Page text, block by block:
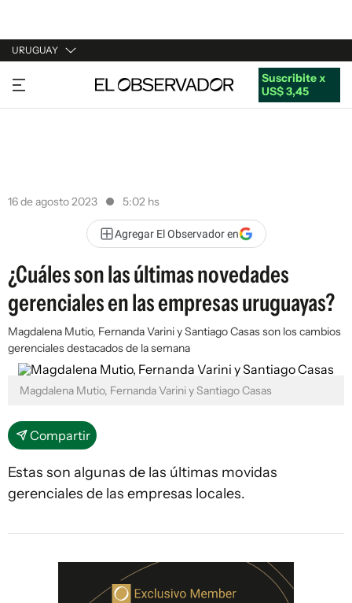
URUGUAY
URUGUAY
ARGENTINA
Suscribite x
US$ 3,45
16 de agosto 2023 5:02 hs
Agregar El Observador en
¿Cuáles son las últimas novedades
gerenciales en las empresas uruguayas?
Magdalena Mutio, Fernanda Varini y Santiago Casas son los cambios
gerenciales destacados de la semana
Magdalena Mutio, Fernanda Varini y Santiago Casas
Compartir
Estas son algunas de las últimas movidas
gerenciales de las empresas locales.